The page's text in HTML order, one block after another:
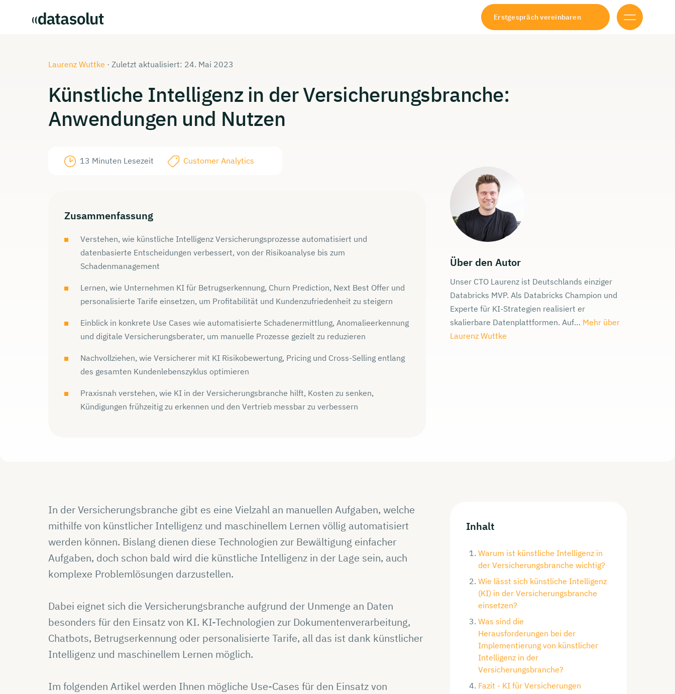
Erstgespräch vereinbaren
Laurenz Wuttke · Zuletzt aktualisiert: 24. Mai 2023
Künstliche Intelligenz in derVersicherungsbranche:
Anwendungen und Nutzen
13 Minuten Lesezeit Customer Analytics
Zusammenfassung
Verstehen, wie künstliche Intelligenz Versicherungsprozesse automatisiert und
datenbasierte Entscheidungen verbessert, von der Risikoanalyse bis zum
Schadenmanagement
Lernen, wie Unternehmen KI für Betrugserkennung, Churn Prediction, Next Best Offer und
personalisierte Tarife einsetzen, um Profitabilität und Kundenzufriedenheit zu steigern
Einblick in konkrete Use Cases wie automatisierte Schadenermittlung, Anomalieerkennung
und digitale Versicherungsberater, um manuelle Prozesse gezielt zu reduzieren
Nachvollziehen, wie Versicherer mit KI Risikobewertung, Pricing und Cross-Selling entlang
des gesamten Kundenlebenszyklus optimieren
Praxisnah verstehen, wie KI in der Versicherungsbranche hilft, Kosten zu senken,
Kündigungen frühzeitig zu erkennen und den Vertrieb messbar zu verbessern
Über den Autor
Unser CTO Laurenz ist Deutschlands einziger
Databricks MVP. Als Databricks Champion und
Experte für KI-Strategien realisiert er
skalierbare Datenplattformen. Auf… Mehr über
Laurenz Wuttke
In der Versicherungsbranche gibt es eine Vielzahl an manuellen Aufgaben, welche
mithilfe von künstlicher Intelligenz und maschinellem Lernen völlig automatisiert
werden können. Bislang dienen diese Technologien zur Bewältigung einfacher
Aufgaben, doch schon bald wird die künstliche Intelligenz in der Lage sein, auch
komplexe Problemlösungen darzustellen.
Dabei eignet sich die Versicherungsbranche aufgrund der Unmenge an Daten
besonders für den Einsatz von KI. KI-Technologien zur Dokumentenverarbeitung,
Chatbots, Betrugserkennung oder personalisierte Tarife, all das ist dank künstlicher
Intelligenz und maschinellem Lernen möglich.
Im folgenden Artikel werden Ihnen mögliche Use-Cases für den Einsatz von
Inhalt
Warum ist künstliche Intelligenz in
der Versicherungsbranche wichtig?
Wie lässt sich künstliche Intelligenz
(KI) in der Versicherungsbranche
einsetzen?
Was sind die
Herausforderungen bei der
Implementierung von künstlicher
Intelligenz in der
Versicherungsbranche?
Fazit - KI für Versicherungen